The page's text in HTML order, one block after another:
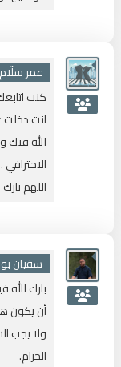
عمر سلّام
انت دخلت
الله فيك
اللهم بارك
Bouziri)
بارك
أن يكون
ولا يجب
الحرام.